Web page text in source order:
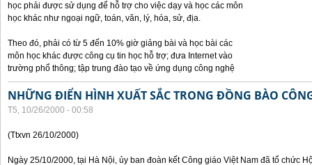
học phải được sử dụng để hỗ trợ cho việc dạy và học các môn
học khác như ngoại ngữ, toán, văn, lý, hóa, sử, địa.
Theo đó, phải có từ 5 đến 10% giờ giảng bài và học bài các
môn học khác được công cụ tin học hỗ trợ; đưa Internet vào
trường phổ thông; tập trung đào tạo về ứng dụng công nghệ
NHỮNG ĐIỂN HÌNH XUẤT SẮC TRONG ĐỒNG BÀO
T5, 10/26/2000 - 00:58
(Ttxvn 26/10/2000)
Ngày 25/10/2000, tại Hà Nội, ủy ban đoàn kết Công giáo Việt Nam đã tổ chức